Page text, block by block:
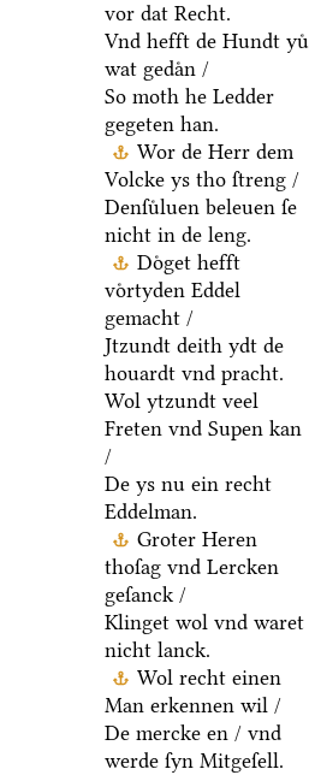
vor dat Recht.
Vnd hefft de Hundt yuͤ
wat gedaͤn /
So moth he Ledder
gegeten han.
Wor de Herr dem
Volcke ys tho ſtreng /
Denſuͤluen beleuen ſe
nicht in de leng.
Doͤget hefft
voͤrtyden Eddel
gemacht /
Jtzundt deith ydt de
houardt vnd pracht.
Wol ytzundt veel
Freten vnd Supen kan
/
De ys nu ein recht
Eddelman.
Groter Heren
thoſag vnd Lercken
geſanck /
Klinget wol vnd waret
nicht lanck.
Wol recht einen
Man erkennen wil /
De mercke en / vnd
werde ſyn Mitgeſell.